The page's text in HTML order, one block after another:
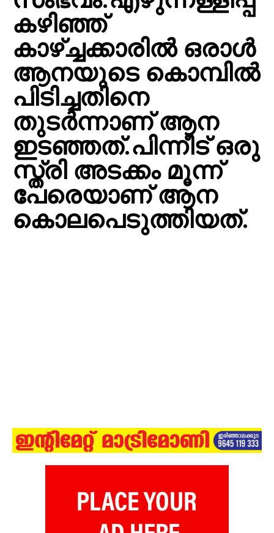
കഴിഞ്ഞ്
കാഴ്ച്ചക്കാരില്‍ ഒരാള്‍
ആനയുടെ കൊമ്പില്‍
പിടിച്ചതിനെ
തുടര്‍ന്നാണ് ആന
ഇടഞ്ഞത്.പിന്നീട് ഒരു
സ്ത്രി അടക്കം മൂന്ന്
പേരെയാണ് ആന
കൊലപെടുത്തിയത്.